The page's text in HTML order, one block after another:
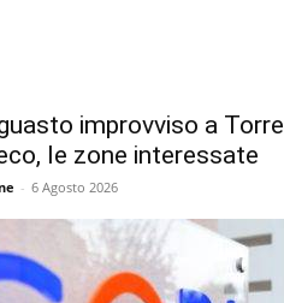
improvviso a Torre
le zone interessate
- 6 Agosto 2026